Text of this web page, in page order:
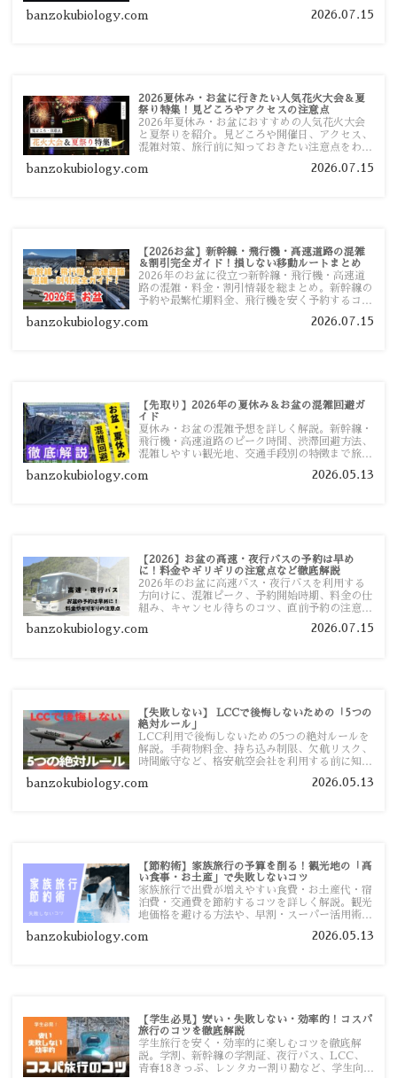
す。
banzokubiology.com 2026.07.15
2026夏休み・お盆に行きたい人気花火大会＆夏
祭り特集！見どころやアクセスの注意点
2026年夏休み・お盆におすすめの人気花火大会
と夏祭りを紹介。見どころや開催日、アクセス、
混雑対策、旅行前に知っておきたい注意点をわか
banzokubiology.com 2026.07.15
【2026お盆】新幹線・飛行機・高速道路の混雑
＆割引完全ガイド！損しない移動ルートまとめ
2026年のお盆に役立つ新幹線・飛行機・高速道
路の混雑・料金・割引情報を総まとめ。新幹線の
予約や最繁忙期料金、飛行機を安く予約するコ
い移動方法を分かりやすく解説します。
banzokubiology.com 2026.07.15
【先取り】2026年の夏休み＆お盆の混雑回避ガ
イド
夏休み・お盆の混雑予想を詳しく解説。新幹線・
飛行機・高速道路のピーク時間、渋滞回避方法、
混雑しやすい観光地、交通手段別の特徴まで旅行
banzokubiology.com 2026.05.13
【2026】お盆の高速・夜行バスの予約は早め
に！料金やギリギリの注意点など徹底解説
2026年のお盆に高速バス・夜行バスを利用する
方向けに、混雑ピーク、予約開始時期、料金の仕
組み、キャンセル待ちのコツ、直前予約の注意点
banzokubiology.com 2026.07.15
【失敗しない】 LCCで後悔しないための「5つの
絶対ルール」
LCC利用で後悔しないための5つの絶対ルールを
解説。手荷物料金、持ち込み制限、欠航リスク、
時間厳守など、格安航空会社を利用する前に知っ
す。
banzokubiology.com 2026.05.13
【節約術】家族旅行の予算を削る！観光地の「高
い食事・お土産」で失敗しないコツ
家族旅行で出費が増えやすい食費・お土産代・宿
泊費・交通費を節約するコツを詳しく解説。観光
地価格を避ける方法や、早割・スーパー活用術、
banzokubiology.com 2026.05.13
【学生必見】安い・失敗しない・効率的！コスパ
旅行のコツを徹底解説
学生旅行を安く・効率的に楽しむコツを徹底解
説。学割、新幹線の学割証、夜行バス、LCC、
青春18きっぷ、レンタカー割り勘など、学生向け